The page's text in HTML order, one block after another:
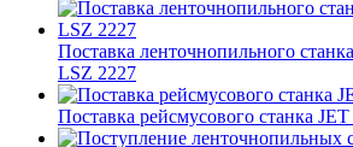
Поставка ленточнопильного
LSZ 2227
Поставка рейсмусового станка